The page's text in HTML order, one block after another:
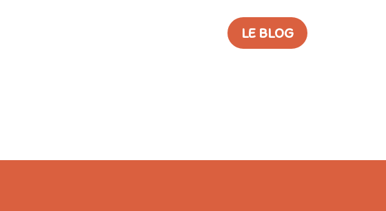
LE BLOG